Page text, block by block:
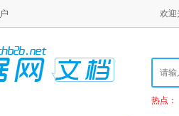
欢迎
热点：